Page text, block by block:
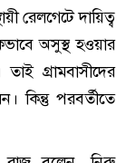
রেলগেটে দায়িত্ব
অসুস্থ হওয়ার
গ্রামবাসীদের
কিন্তু পরবর্তীতে